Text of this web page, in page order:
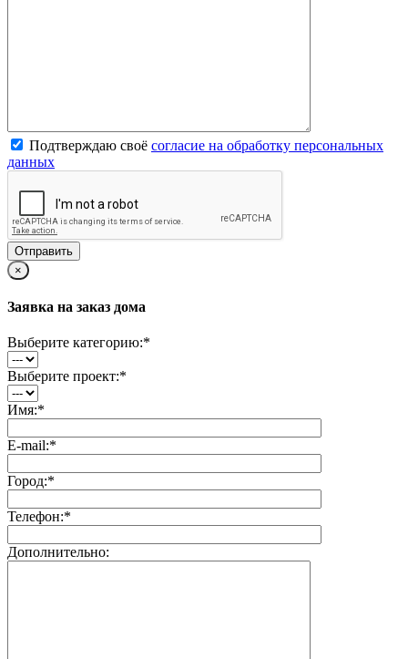
Подтверждаю своё согласие на обработку персональных
данных
×
Заявка на заказ дома
Выберите категорию:*
Выберите проект:*
Имя:*
E-mail:*
Город:*
Телефон:*
Дополнительно: